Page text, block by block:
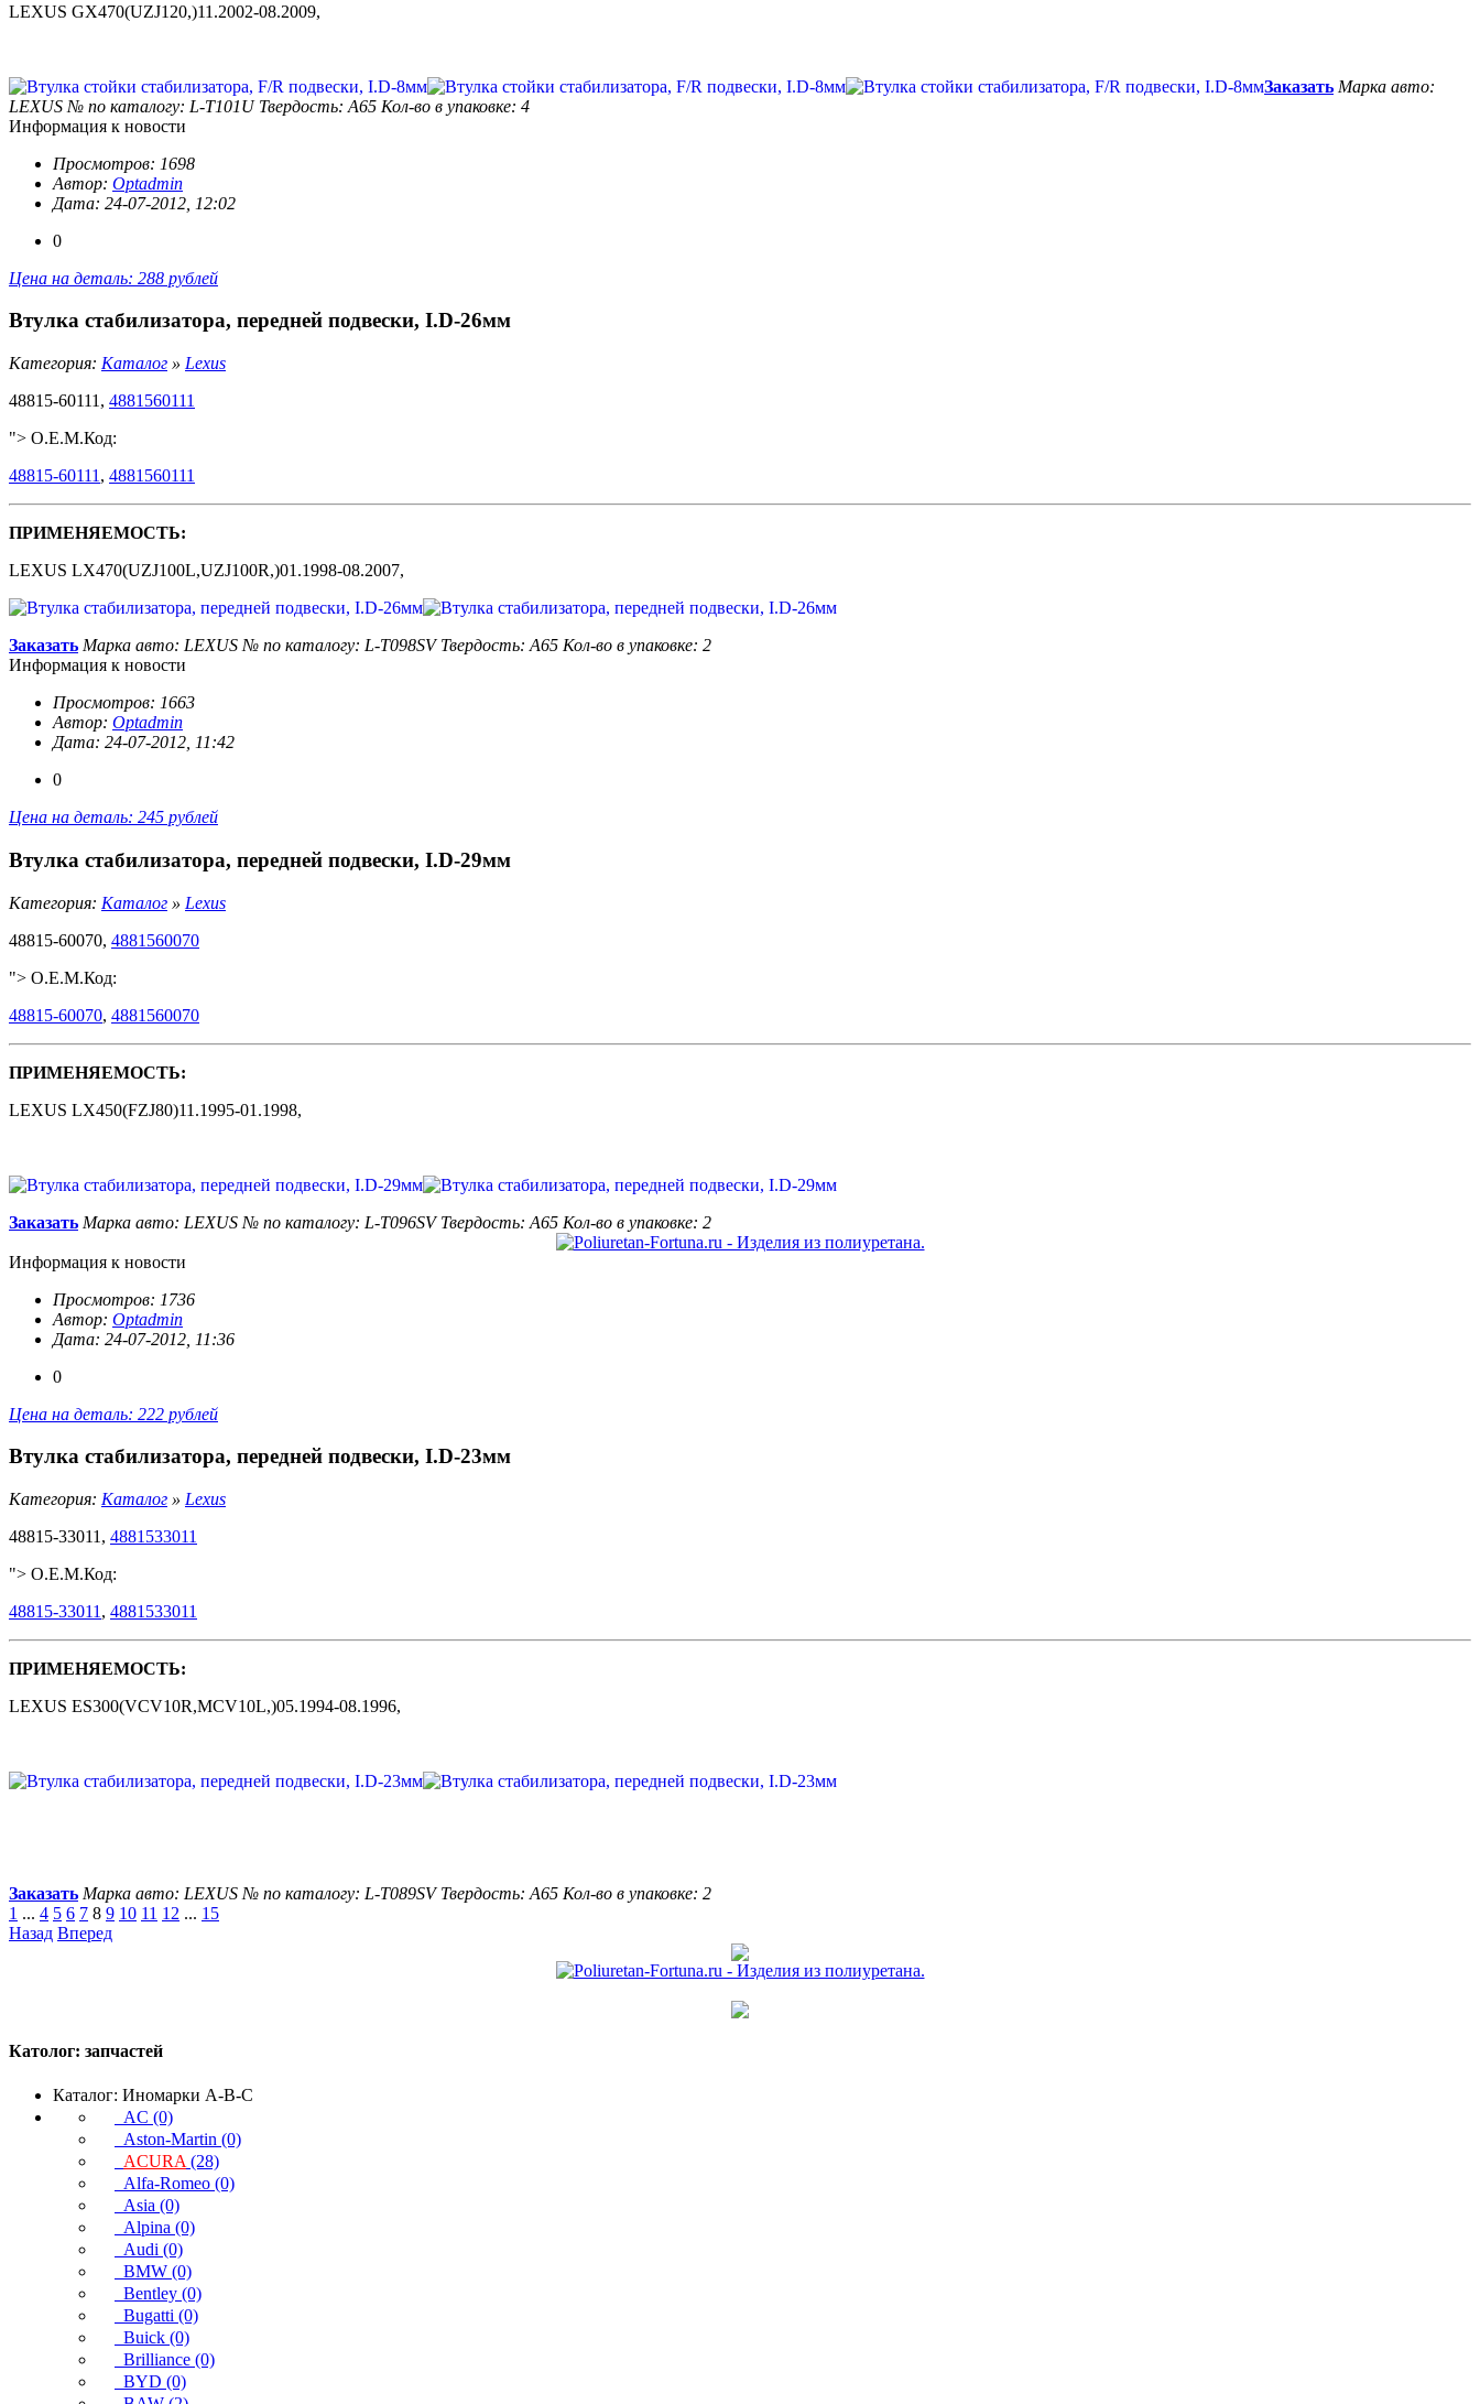
LEXUS GX470(UZJ120,)11.2002-08.2009,
Заказать Марка авто:
LEXUS № по каталогу: L-T101U Твердость: А65 Кол-во в упаковке: 4
Информация к новости
Просмотров: 1698
Автор: Optadmin
Дата: 24-07-2012, 12:02
0
Цена на деталь: 288 рублей
Втулка стабилизатора, передней подвески, I.D-26мм
Категория: Каталог » Lexus
48815-60111, 4881560111
"> O.E.M.Код:
48815-60111 , 4881560111
ПРИМЕНЯЕМОСТЬ:
LEXUS LX470(UZJ100L,UZJ100R,)01.1998-08.2007,
Заказать Марка авто: LEXUS № по каталогу: L-T098SV Твердость: А65 Кол-во в упаковке: 2
Информация к новости
Просмотров: 1663
Автор: Optadmin
Дата: 24-07-2012, 11:42
0
Цена на деталь: 245 рублей
Втулка стабилизатора, передней подвески, I.D-29мм
Категория: Каталог » Lexus
48815-60070, 4881560070
"> O.E.M.Код:
48815-60070, 4881560070
ПРИМЕНЯЕМОСТЬ:
LEXUS LX450(FZJ80)11.1995-01.1998,
Заказать Марка авто: LEXUS № по каталогу: L-T096SV Твердость: А65 Кол-во в упаковке: 2
Информация к новости
Просмотров: 1736
Автор: Optadmin
Дата: 24-07-2012, 11:36
0
Цена на деталь: 222 рублей
Втулка стабилизатора, передней подвески, I.D-23мм
Категория: Каталог » Lexus
48815-33011, 4881533011
"> O.E.M.Код:
48815-33011 , 4881533011
ПРИМЕНЯЕМОСТЬ:
LEXUS ES300(VCV10R,MCV10L,)05.1994-08.1996,
Заказать Марка авто: LEXUS № по каталогу: L-T089SV Твердость: А65 Кол-во в упаковке: 2
1 ... 4 5 6 7 8 9 10 11 12 ... 15
Назад Вперед
Католог: запчастей
Каталог: Иномарки A-B-C
AC (0)
Aston-Martin (0)
ACURA (28)
Alfa-Romeo (0)
Asia (0)
Alpina (0)
Audi (0)
BMW (0)
Bentley (0)
Bugatti (0)
Buick (0)
Brilliance (0)
BYD (0)